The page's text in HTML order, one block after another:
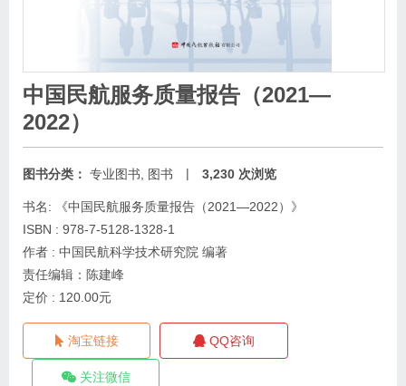
中国民航服务质量报告（2021—
2022）
图书分类： 专业图书 图书 | 3,230 次浏览
书名: 《中国民航服务质量报告（2021—2022）》
ISBN : 978-7-5128-1328-1
作者 : 中国民航科学技术研究院 编著
责任编辑：陈建峰
定价 : 120.00元
淘宝链接 QQ咨询
关注微信